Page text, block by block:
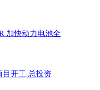
加快动力电池全
目开工 总投资